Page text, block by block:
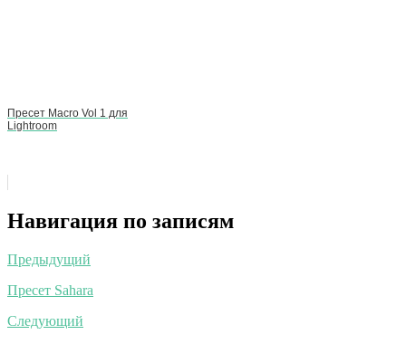
Пресет Macro Vol 1 для
Lightroom
Навигация по записям
Предыдущий
Пресет Sahara
Следующий